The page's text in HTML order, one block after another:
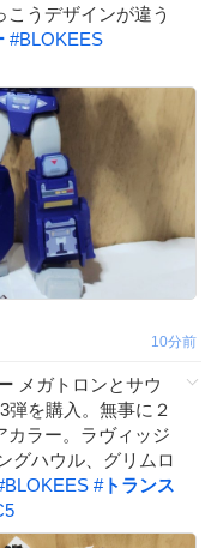
うデザインが違う
#BLOKEES
10分前
メガトロンとサウ
弾を購入。無事に２
カラー。ラヴィッジ
グハウル、グリムロ
BLOKEES #トランス